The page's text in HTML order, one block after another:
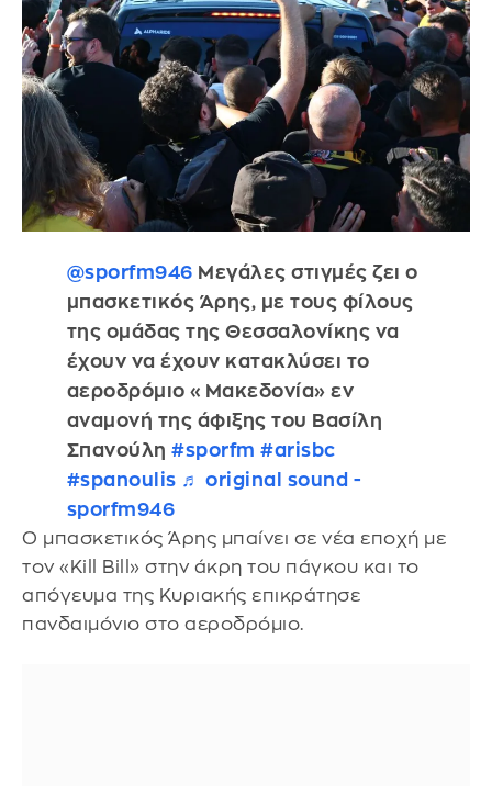
@sporfm946 Μεγάλες στιγμές ζει ο
μπασκετικός Άρης, με τους φίλους
της ομάδας της Θεσσαλονίκης να
έχουν να έχουν κατακλύσει το
αεροδρόμιο «Μακεδονία» εν
αναμονή της άφιξης του Βασίλη
Σπανούλη#sporfm #arisbc
#spanoulis ♬ original sound -
sporfm946
Ο μπασκετικός Άρης μπαίνει σε νέα εποχή με
τον «Kill Bill» στην άκρη του πάγκου και το
απόγευμα της Κυριακής επικράτησε
πανδαιμόνιο στο αεροδρόμιο.